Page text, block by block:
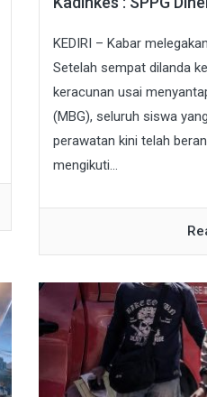
KEDIRI – Kabar
Setelah sempat dilanda
keracunan usai
(MBG), seluruh siswa
perawatan kini telah
mengikuti...